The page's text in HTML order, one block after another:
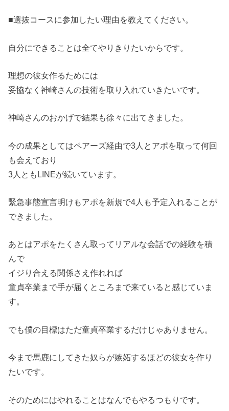
■選抜コースに参加したい理由を教えてください。
自分にできることは全てやりきりたいからです。
理想の彼女作るためには
妥協なく神崎さんの技術を取り入れていきたいです。
神崎さんのおかげで結果も徐々に出てきました。
今の成果としてはペアーズ経由で3人とアポを取って何回
も会えており
3人ともLINEが続いています。
緊急事態宣言明けもアポを新規で4人も予定入れることが
できました。
あとはアポをたくさん取ってリアルな会話での経験を積
んで
イジり合える関係さえ作れれば
童貞卒業まで手が届くところまで来ていると感じていま
す。
でも僕の目標はただ童貞卒業するだけじゃありません。
今まで馬鹿にしてきた奴らが嫉妬するほどの彼女を作り
たいです。
そのためにはやれることはなんでもやるつもりです。